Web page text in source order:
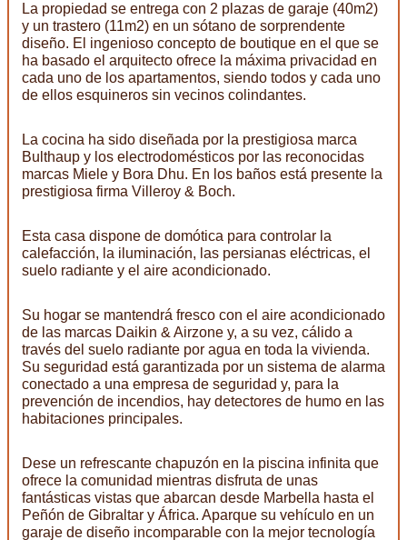
La propiedad se entrega con 2 plazas de garaje (40m2)
y un trastero (11m2) en un sótano de sorprendente
diseño. El ingenioso concepto de boutique en el que se
ha basado el arquitecto ofrece la máxima privacidad en
cada uno de los apartamentos, siendo todos y cada uno
de ellos esquineros sin vecinos colindantes.
La cocina ha sido diseñada por la prestigiosa marca
Bulthaup y los electrodomésticos por las reconocidas
marcas Miele y Bora Dhu. En los baños está presente la
prestigiosa firma Villeroy & Boch.
Esta casa dispone de domótica para controlar la
calefacción, la iluminación, las persianas eléctricas, el
suelo radiante y el aire acondicionado.
Su hogar se mantendrá fresco con el aire acondicionado
de las marcas Daikin & Airzone y, a su vez, cálido a
través del suelo radiante por agua en toda la vivienda.
Su seguridad está garantizada por un sistema de alarma
conectado a una empresa de seguridad y, para la
prevención de incendios, hay detectores de humo en las
habitaciones principales.
Dese un refrescante chapuzón en la piscina infinita que
ofrece la comunidad mientras disfruta de unas
fantásticas vistas que abarcan desde Marbella hasta el
Peñón de Gibraltar y África. Aparque su vehículo en un
garaje de diseño incomparable con la mejor tecnología